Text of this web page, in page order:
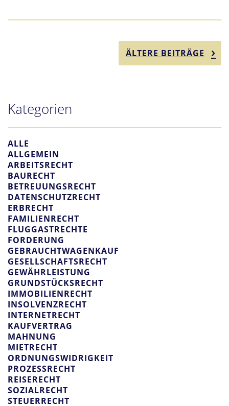
ÄLTERE BEITRÄGE
Kategorien
ALLE
ALLGEMEIN
ARBEITSRECHT
BAURECHT
BETREUUNGSRECHT
DATENSCHUTZRECHT
ERBRECHT
FAMILIENRECHT
FLUGGASTRECHTE
FORDERUNG
GEBRAUCHTWAGENKAUF
GESELLSCHAFTSRECHT
GEWÄHRLEISTUNG
GRUNDSTÜCKSRECHT
IMMOBILIENRECHT
INSOLVENZRECHT
INTERNETRECHT
KAUFVERTRAG
MAHNUNG
MIETRECHT
ORDNUNGSWIDRIGKEIT
PROZESSRECHT
REISERECHT
SOZIALRECHT
STEUERRECHT